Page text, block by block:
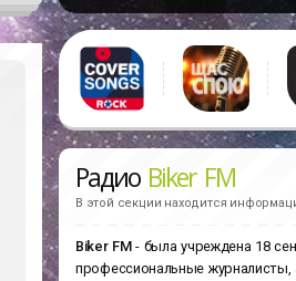
Радио Biker FM
В этой секции находится
Biker FM- была учреждена 18
профессиональные журналисты,